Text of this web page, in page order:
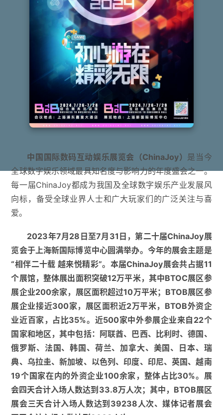
中国国际数码互动娱乐展览会（ChinaJoy） 是当今
全球数字娱乐领域最具知名度与影响力的年度盛会之一。
每一届ChinaJoy都成为我国及全球数字娱乐产业发展风
向标，备受全球业界人士和广大玩家们的广泛关注与喜
爱。
2023年7月28日至7月31日，第二十届ChinaJoy展
览会于上海新国际博览中心圆满举办。今年的展会主题是
“相伴二十载 越来悦精彩”。本届ChinaJoy展会共占据11
个展馆，整体展出面积突破12万平米，其中BTOC展区参
展企业200余家，展区面积超过10万平米；BTOB展区参
展企业接近300家，展区面积近2万平米，BTOB外资企
业近百家，占比35%。近500家中外参展企业来自22个
国家和地区，其中包括：阿联酋、巴西、比利时、德国、
俄罗斯、法国、韩国、荷兰、加拿大、美国、日本、瑞
典、乌拉圭、新加坡、以色列、印度、印尼、英国、越南
19个国家在内的外资企业100余家，整体占比30%。展
会四天合计入场人数达到33.8万人次；其中，BTOB展区
展会三天合计入场人数达到39238人次、媒体记者展会